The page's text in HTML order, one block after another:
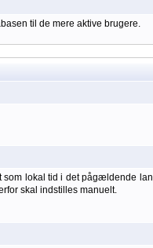
til de mere aktive brugere.
lokal tid i det pågældende
skal indstilles manuelt.